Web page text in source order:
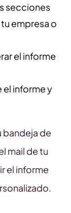
secciones
empresa o
el informe
el informe y
bandeja de
mail de tu
el informe